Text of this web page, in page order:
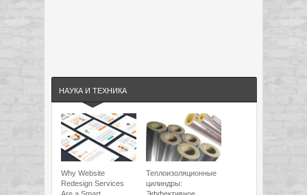
НАУКА И ТЕХНИКА
Why Website
Redesign Services
Теплоизоляционные
цилиндры: